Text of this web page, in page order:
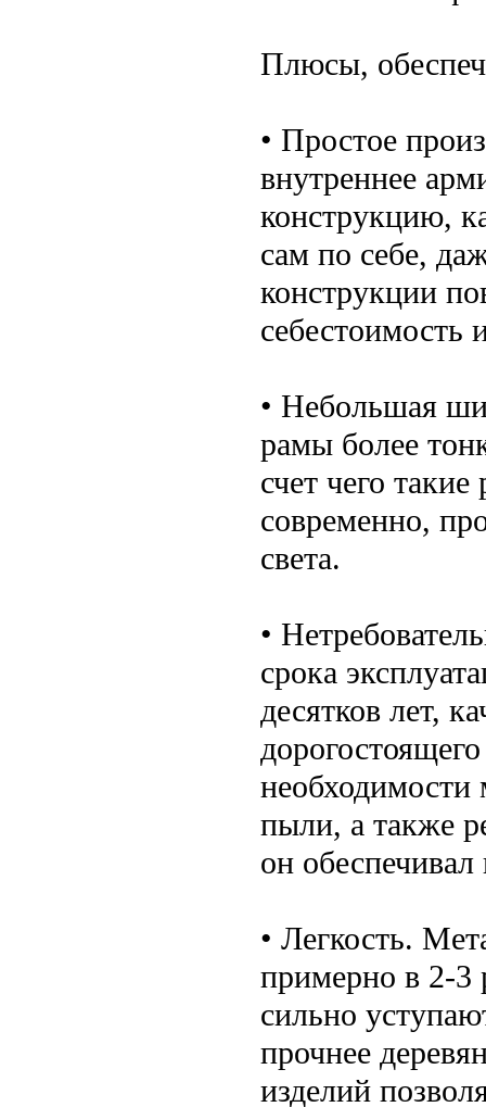
Плюсы,
• Простое
внутреннее
конструкцию,
сам по себе,
конструкции
себестоимость
• Небольшая
рамы более
счет чего
современно,
света.
•
срока
десятков лет,
необходимости
пыли, а также
он
• Легкость.
примерно в 2-3
сильно
прочнее
изделий